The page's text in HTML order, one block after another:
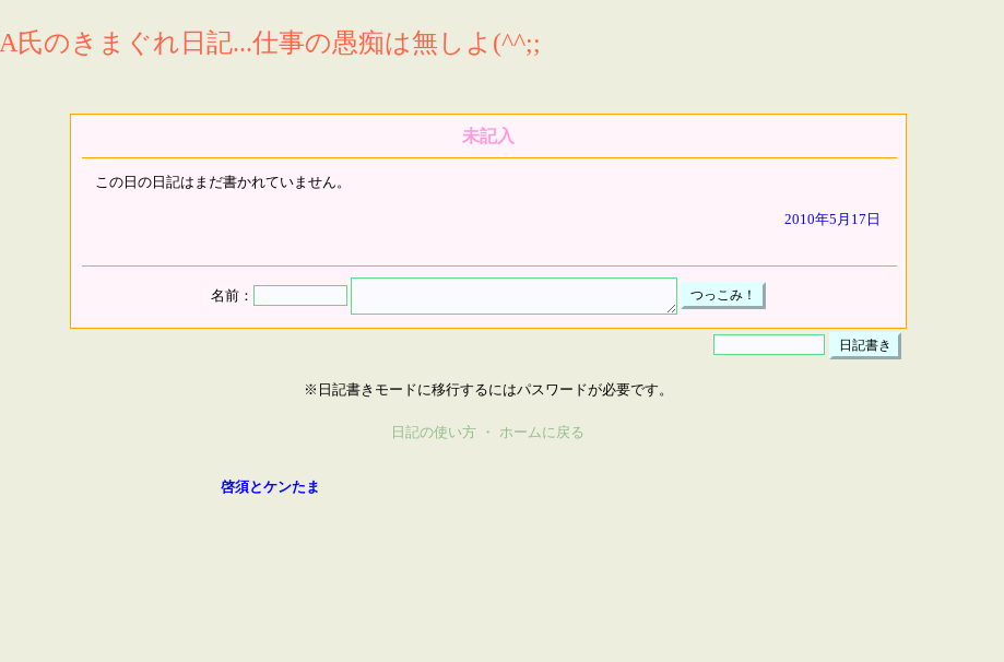
A氏のきまぐれ日記...仕事の愚痴は無しよ(^^;;
未記入
この日の日記はまだ書かれていません。
2010年5月17日
名前：
※日記書きモードに移行するにはパスワードが必要です。
日記の使い方 ・ ホームに戻る
啓須とケンたま